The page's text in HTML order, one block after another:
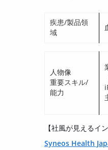
疾患/製品領
域
人物像
重要スキル/
能力
【社風が見えるイ
Syneos Health